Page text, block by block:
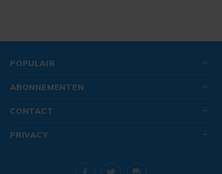
POPULAIR
ABONNEMENTEN
CONTACT
PRIVACY